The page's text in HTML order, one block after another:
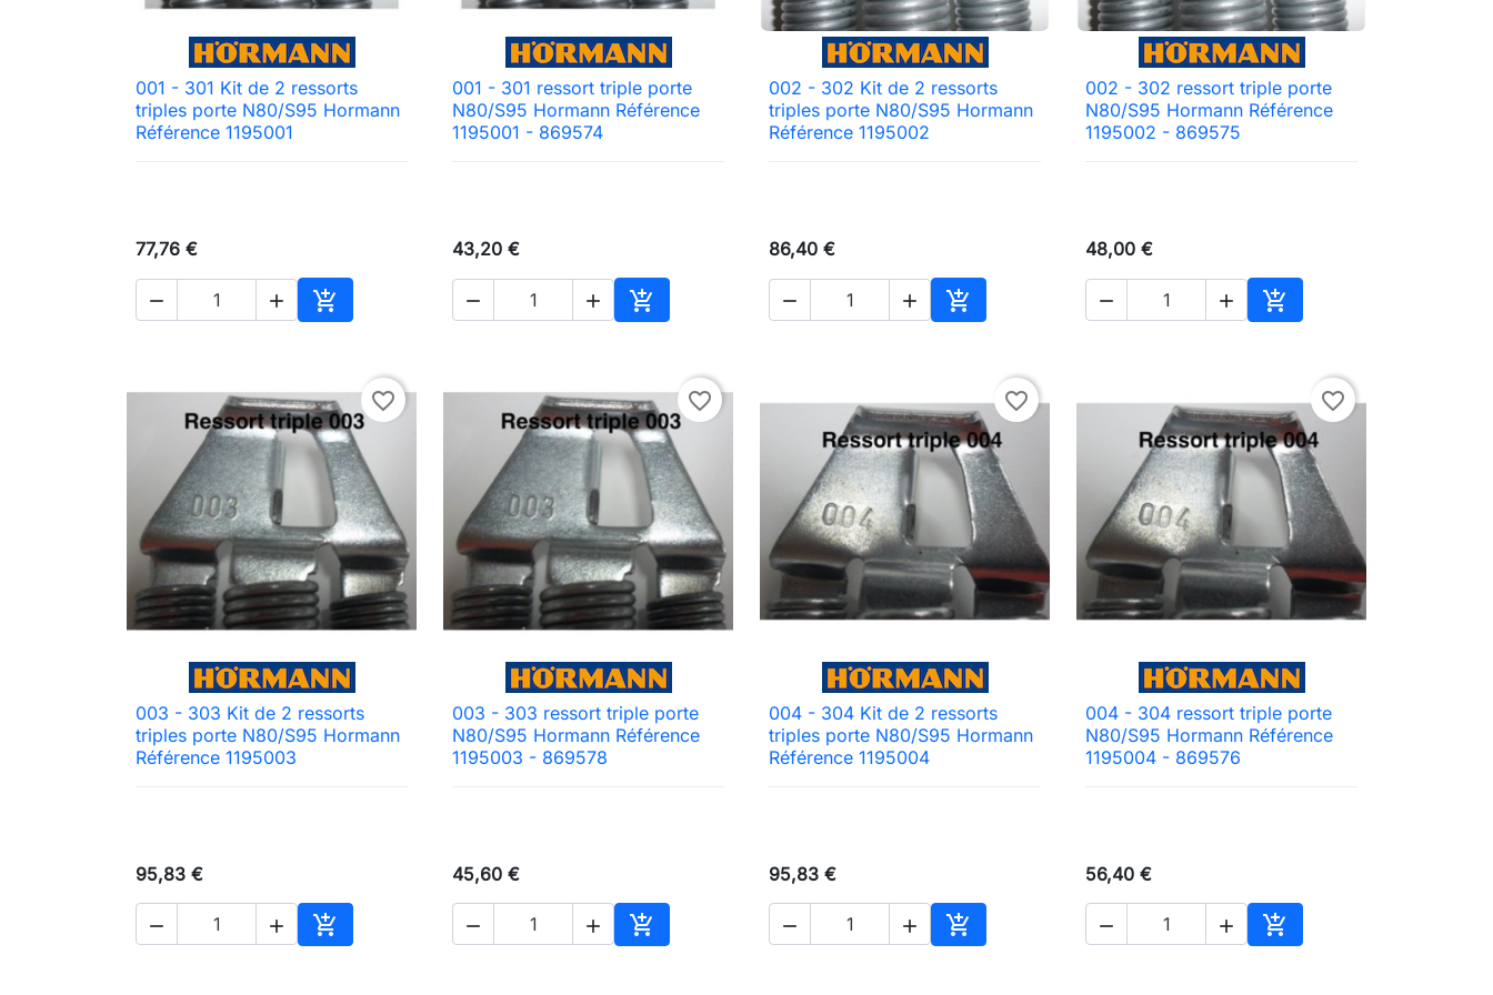
 Aperçu rapide
001 - 301 Kit de 2 ressorts
triples porte N80/S95 Hormann
Référence 1195001
77,76 €
  
Ajouter au panier
 Aperçu rapide
001 - 301 ressort triple porte
N80/S95 Hormann Référence
1195001 - 869574
43,20 €
  
Ajouter au panier
 Aperçu rapide
002 - 302 Kit de 2 ressorts
triples porte N80/S95 Hormann
Référence 1195002
86,40 €
  
Ajouter au panier
 Aperçu rapide
002 - 302 ressort triple porte
N80/S95 Hormann Référence
1195002 - 869575
48,00 €
  
Ajouter au panier
favorite_border
 Aperçu rapide
003 - 303 Kit de 2 ressorts
triples porte N80/S95 Hormann
Référence 1195003
95,83 €
  
Ajouter au panier
favorite_border
 Aperçu rapide
003 - 303 ressort triple porte
N80/S95 Hormann Référence
1195003 - 869578
45,60 €
  
Ajouter au panier
favorite_border
 Aperçu rapide
004 - 304 Kit de 2 ressorts
triples porte N80/S95 Hormann
Référence 1195004
95,83 €
  
Ajouter au panier
favorite_border
 Aperçu rapide
004 - 304 ressort triple porte
N80/S95 Hormann Référence
1195004 - 869576
56,40 €
  
Ajouter au panier